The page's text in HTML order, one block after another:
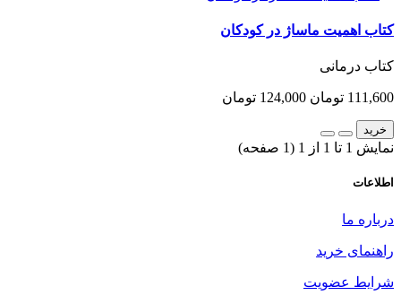
کتاب اهمیت ماساژ در کودکان
کتاب درمانی
111,600 تومان 124,000 تومان
خرید
نمایش 1 تا 1 از 1 (1 صفحه)
اطلاعات
درباره ما
راهنمای خرید
شرایط عضویت